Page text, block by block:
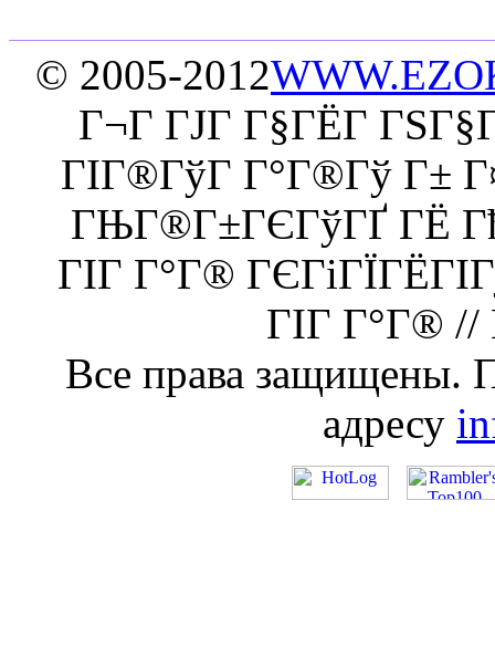
© 2005-2012
Г¬Г ГЈГ Г§ГЁГ­
ГІГ®ГўГ Г°Г®Гў Г±
ГЊГ®Г±ГЄГўГҐ ГЁ
ГІГ Г°Г®
ГІГ Г°Г® //
Все права защищены.
адресу